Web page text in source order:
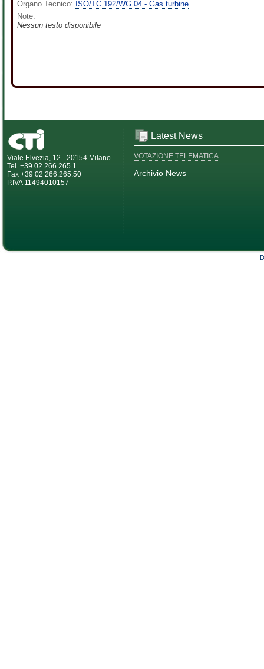
Organo Tecnico: ISO/TC 192/WG 04 - Gas turbine
Note:
Nessun testo disponibile
Viale Elvezia, 12 - 20154 Milano
Tel. +39 02 266.265.1
Fax +39 02 266.265.50
P.IVA 11494010157
Latest News
VOTAZIONE TELEMATICA
Archivio News